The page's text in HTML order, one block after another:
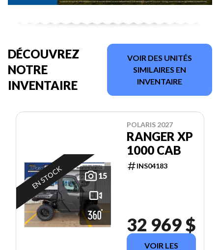
DÉCOUVREZ
NOTRE
INVENTAIRE
VOIR DES UNITÉS
SIMILAIRES EN
INVENTAIRE
15
EN STOCK
POLARIS 2027
RANGER XP
1000 CAB
INS04183
32 969 $
VOIR LES